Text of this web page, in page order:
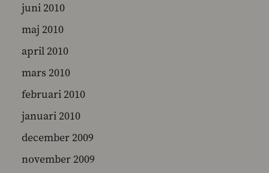
juni 2010
maj 2010
april 2010
mars 2010
februari 2010
januari 2010
december 2009
november 2009